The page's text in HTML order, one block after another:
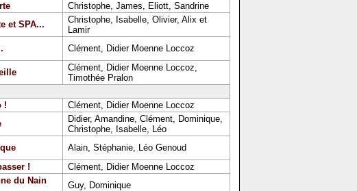
Christophe, James, Eliott, Sandrine
et SPA...
Christophe, Isabelle, Olivier, Alix et
Lamir
Clément, Didier Moenne Loccoz
Clément, Didier Moenne Loccoz,
Timothée Pralon
!
Clément, Didier Moenne Loccoz
Didier, Amandine, Clément, Dominique,
Christophe, Isabelle, Léo
Alain, Stéphanie, Léo Genoud
!
Clément, Didier Moenne Loccoz
du Nain
Guy, Dominique